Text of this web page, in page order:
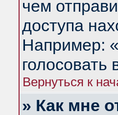
чем
доступа
Например:
голосовать
Вернуться к
» Как мне